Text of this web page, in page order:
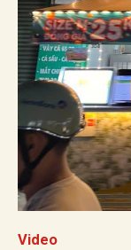
Video